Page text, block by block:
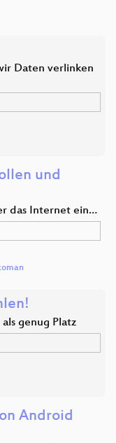
Daten verlinken
und
das Internet ein…
genug Platz
Android